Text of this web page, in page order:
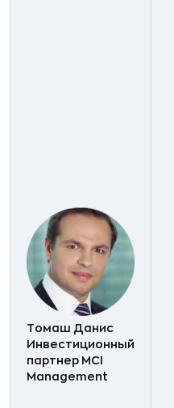
Томаш Данис
Инвестиционный
партнер MCI
Management